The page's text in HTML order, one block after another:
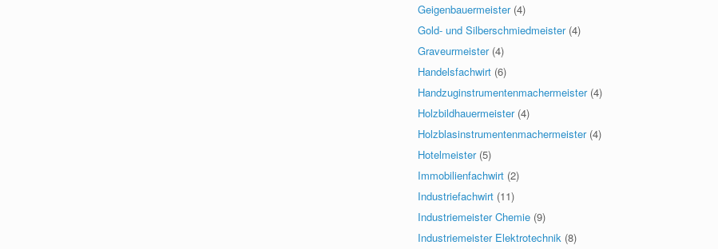
Geigenbauermeister (4)
Gold- und Silberschmiedmeister (4)
Graveurmeister (4)
Handelsfachwirt (6)
Handzuginstrumentenmachermeister (4)
Holzbildhauermeister (4)
Holzblasinstrumentenmachermeister (4)
Hotelmeister (5)
Immobilienfachwirt (2)
Industriefachwirt (11)
Industriemeister Chemie (9)
Industriemeister Elektrotechnik (8)